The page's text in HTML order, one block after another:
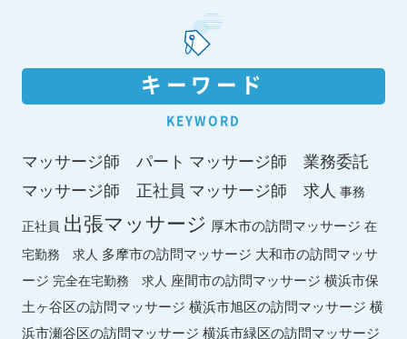
キーワード
KEYWORD
マッサージ師 パート マッサージ師 業務委託
マッサージ師 正社員 マッサージ師 求人 事務
正社員 出張マッサージ 厚木市の訪問マッサージ 在
宅勤務 求人 多摩市の訪問マッサージ 大和市の訪問マッサ
ージ 完全在宅勤務 求人 座間市の訪問マッサージ 横浜市保
土ヶ谷区の訪問マッサージ 横浜市旭区の訪問マッサージ 横
浜市瀬谷区の訪問マッサージ 横浜市緑区の訪問マッサージ